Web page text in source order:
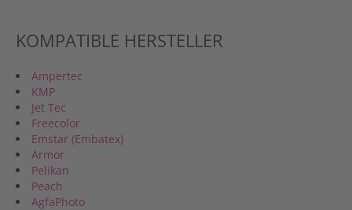
KOMPATIBLE HERSTELLER
Ampertec
KMP
Jet Tec
Freecolor
Emstar (Embatex)
Armor
Pelikan
Peach
AgfaPhoto